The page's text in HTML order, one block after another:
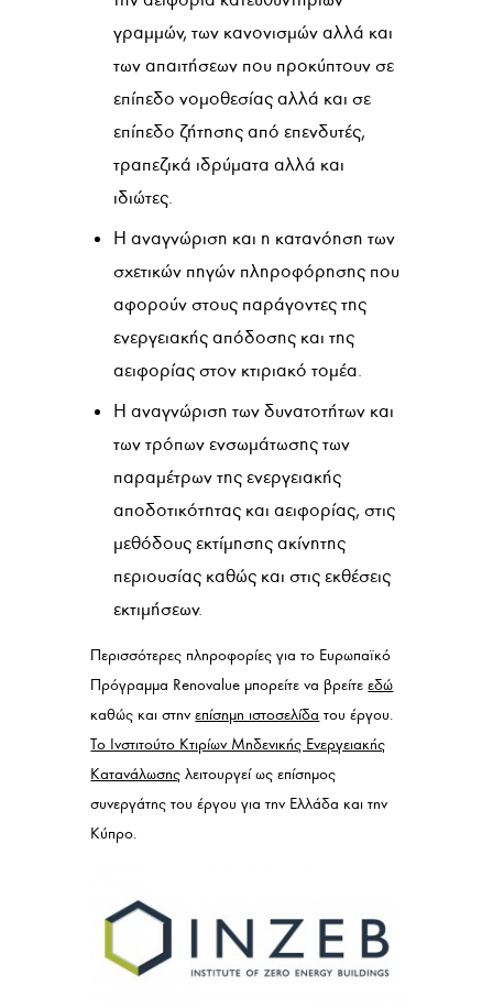
γραμμών, των κανονισμών αλλά και
των απαιτήσεων που προκύπτουν σε
επίπεδο νομοθεσίας αλλά και σε
επίπεδο ζήτησης από επενδυτές,
τραπεζικά ιδρύματα αλλά και
ιδιώτες.
Η αναγνώριση και η κατανόηση των
σχετικών πηγών πληροφόρησης που
αφορούν στους παράγοντες της
ενεργειακής απόδοσης και της
αειφορίας στον κτιριακό τομέα.
Η αναγνώριση των δυνατοτήτων και
των τρόπων ενσωμάτωσης των
παραμέτρων της ενεργειακής
αποδοτικότητας και αειφορίας, στις
μεθόδους εκτίμησης ακίνητης
περιουσίας καθώς και στις εκθέσεις
εκτιμήσεων.
Περισσότερες πληροφορίες για το Ευρωπαϊκό
Πρόγραμμα Renovalue μπορείτε να βρείτεεδώ
καθώς και στηνεπίσημη ιστοσελίδα του έργου.
Το Ινστιτούτο Κτιρίων Μηδενικής Ενεργειακής
Κατανάλωσης λειτουργεί ως επίσημος
συνεργάτης του έργου για την Ελλάδα και την
Κύπρο.